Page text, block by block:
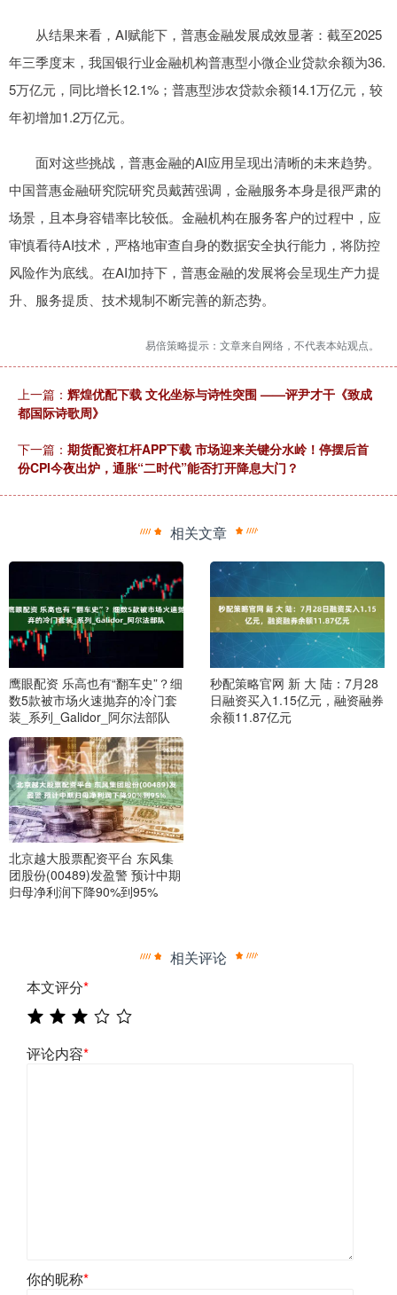
从结果来看，AI赋能下，普惠金融发展成效显著：截至2025
年三季度末，我国银行业金融机构普惠型小微企业贷款余额为36.
5万亿元，同比增长12.1%；普惠型涉农贷款余额14.1万亿元，较
年初增加1.2万亿元。
面对这些挑战，普惠金融的AI应用呈现出清晰的未来趋势。
中国普惠金融研究院研究员戴茜强调，金融服务本身是很严肃的
场景，且本身容错率比较低。金融机构在服务客户的过程中，应
审慎看待AI技术，严格地审查自身的数据安全执行能力，将防控
风险作为底线。在AI加持下，普惠金融的发展将会呈现生产力提
升、服务提质、技术规制不断完善的新态势。
易倍策略提示：文章来自网络，不代表本站观点。
上一篇： 辉煌优配下载 文化坐标与诗性突围 ——评尹才干《致成
都国际诗歌周》
下一篇： 期货配资杠杆APP下载 市场迎来关键分水岭！停摆后首
份CPI今夜出炉，通胀“二时代”能否打开降息大门？
相关文章
鹰眼配资 乐高也有“翻车史”？细
数5款被市场火速抛弃的冷门套
装_系列_Galidor_阿尔法部队
秒配策略官网 新 大 陆：7月28
日融资买入1.15亿元，融资融券
余额11.87亿元
北京越大股票配资平台 东风集
团股份(00489)发盈警 预计中期
归母净利润下降90%到95%
相关评论
本文评分*
评论内容*
你的昵称*